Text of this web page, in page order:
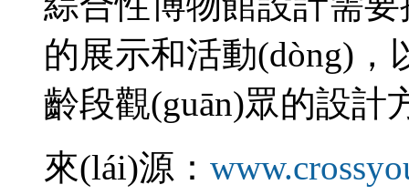
的展示和活動
齡段觀(guān)眾的設計
來(lái)源：